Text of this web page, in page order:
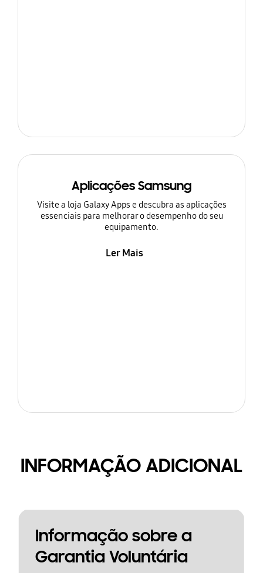
Aplicações Samsung
Visite a loja Galaxy Apps e descubra as aplicações
essenciais para melhorar o desempenho do seu
equipamento.
Ler Mais
INFORMAÇÃO ADICIONAL
Informação sobre a
Garantia Voluntária